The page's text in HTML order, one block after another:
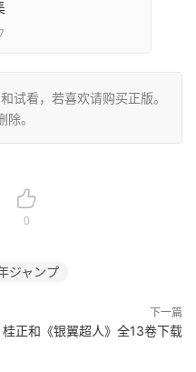
试看，若喜欢请购买正版。
。
0
ジャンプ
下一篇
桂正和《银翼超人》全13卷下载